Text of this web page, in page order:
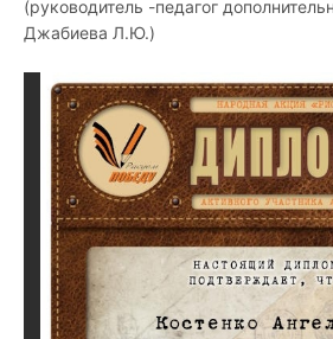
(руководитель -педагог
Джабиева Л.Ю.)